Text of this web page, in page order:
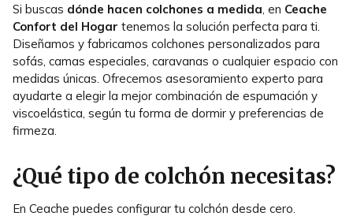
Si buscas dónde hacen colchones a medida, en Ceache
Confort del Hogar tenemos la solución perfecta para ti.
Diseñamos y fabricamos colchones personalizados para
sofás, camas especiales, caravanas o cualquier espacio con
medidas únicas. Ofrecemos asesoramiento experto para
ayudarte a elegir la mejor combinación de espumación y
viscoelástica, según tu forma de dormir y preferencias de
firmeza.
¿Qué tipo de colchón necesitas?
En Ceache puedes configurar tu colchón desde cero.